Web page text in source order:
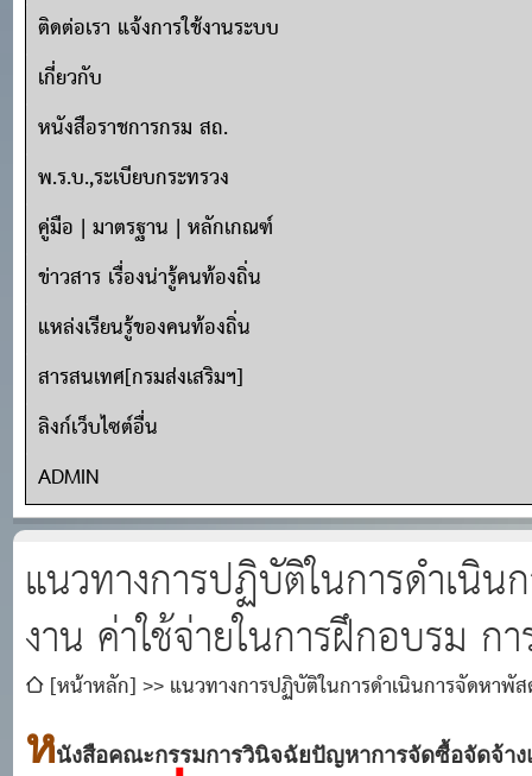
ติดต่อเรา แจ้งการใช้งานระบบ
เกี่ยวกับ
หนังสือราชการกรม สถ.
พ.ร.บ.,ระเบียบกระทรวง
คู่มือ | มาตรฐาน | หลักเกณฑ์
ข่าวสาร เรื่องน่ารู้คนท้องถิ่น
แหล่งเรียนรู้ของคนท้องถิ่น
สารสนเทศ[กรมส่งเสริมฯ]
ลิงก์เว็บไซต์อื่น
ADMIN
แนวทางการปฏิบัติในการดำเนิน
งาน ค่าใช้จ่ายในการฝึกอบรม ก
[หน้าหลัก]
แนวทางการปฏิบัติในการดำเนินการจัดหาพั
ประชุมของหน่วยงานของรัฐ
หนังสือคณะกรรมการวินิจฉัยปัญหาการจัดซื้อจัดจ้า